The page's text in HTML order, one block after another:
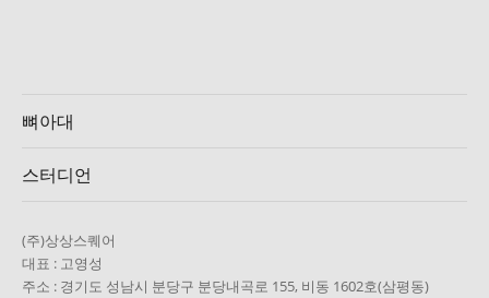
뼈아대
스터디언
(주)상상스퀘어
대표 : 고영성
주소 : 경기도 성남시 분당구 분당내곡로 155, 비동 1602호(삼평동)